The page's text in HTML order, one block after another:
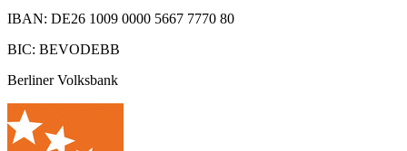
IBAN: DE26 1009 0000 5667 7770 80
BIC: BEVODEBB
Berliner Volksbank